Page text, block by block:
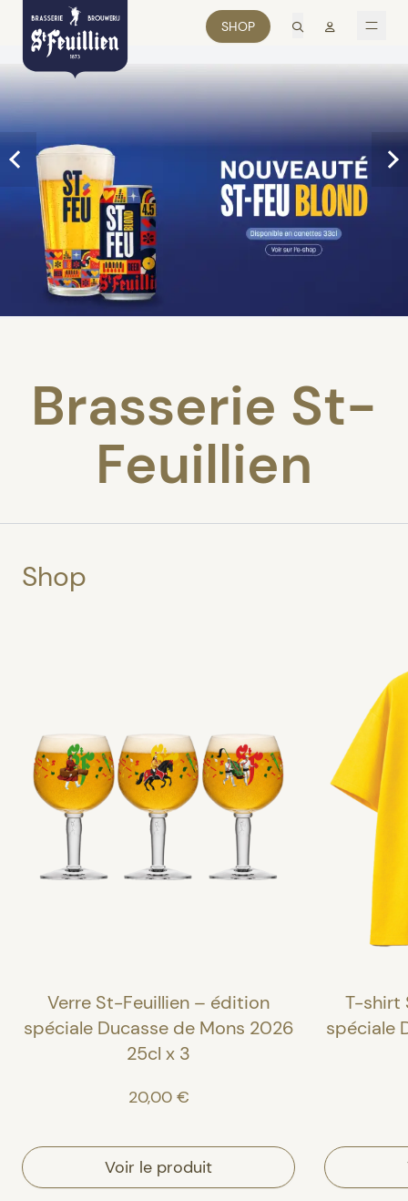
SHOP recherche
Mon
Brasserie St-
Feuillien
Shop
Verre St-Feuillien – édition
spéciale Ducasse de Mons 2026
25cl x 3
20,00 €
Voir le produit
T-shirt
spéciale